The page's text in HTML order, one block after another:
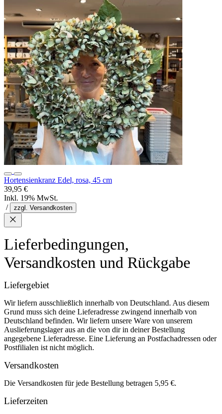
Hortensienkranz Edel, rosa, 45 cm
39,95 €
Inkl. 19% MwSt.
/
zzgl. Versandkosten
Lieferbedingungen,
Versandkosten und Rückgabe
Liefergebiet
Wir liefern ausschließlich innerhalb von Deutschland. Aus diesem
Grund muss sich deine Lieferadresse zwingend innerhalb von
Deutschland befinden. Wir liefern unsere Ware von unserem
Auslieferungslager aus an die von dir in deiner Bestellung
angegebene Lieferadresse. Eine Lieferung an Postfachadressen oder
Postfilialen ist nicht möglich.
Versandkosten
Die Versandkosten für jede Bestellung betragen 5,95 €.
Lieferzeiten